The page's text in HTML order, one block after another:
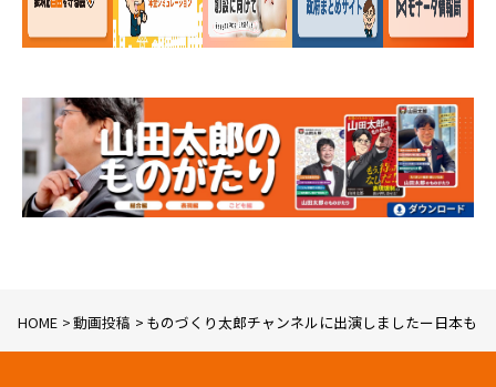
HOME 動画投稿 ものづくり太郎チャンネルに出演しましたー日本も